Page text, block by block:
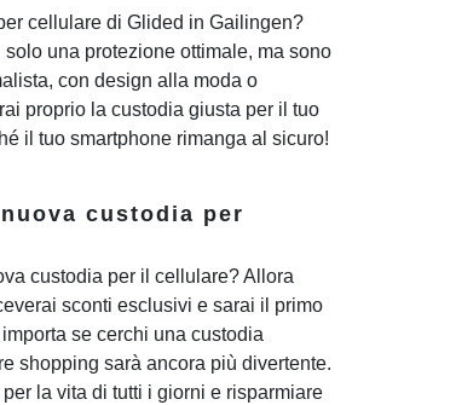
cellulare di Glided in Gailingen?
una protezione ottimale, ma sono
con design alla moda o
proprio la custodia giusta per il tuo
il tuo smartphone rimanga al sicuro!
custodia per
custodia per il cellulare? Allora
sconti esclusivi e sarai il primo
se cerchi una custodia
shopping sarà ancora più divertente.
la vita di tutti i giorni e risparmiare